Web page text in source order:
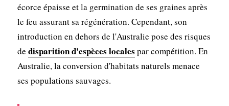
écorce épaisse et la germination de ses graines après
le feu assurant sa régénération. Cependant, son
introduction en dehors de l'Australie pose des risques
de disparition d'espèces locales par compétition. En
Australie, la conversion d'habitats naturels menace
ses populations sauvages.